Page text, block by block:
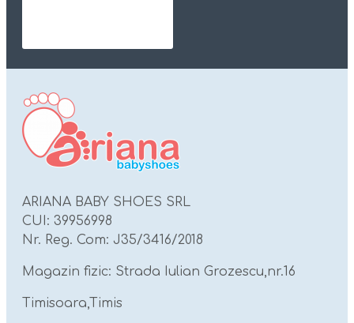
ARIANA BABY SHOES SRL
CUI: 39956998
Nr. Reg. Com: J35/3416/2018
Magazin fizic: Strada Iulian Grozescu,nr.16
Timisoara,Timis